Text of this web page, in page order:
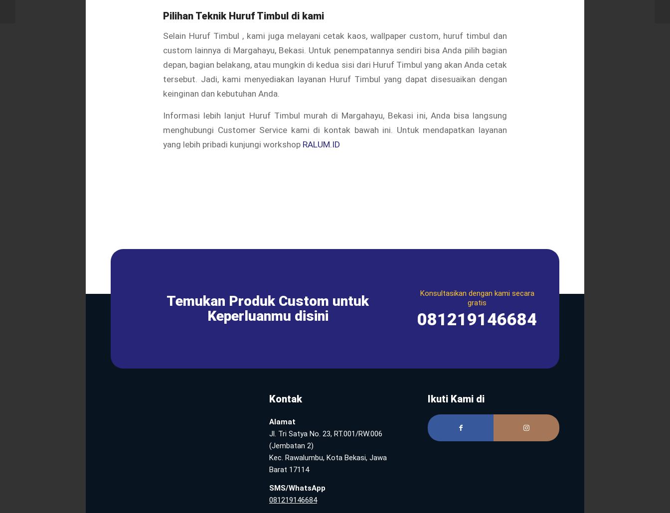
Pilihan Teknik Huruf Timbul di kami
Selain Huruf Timbul , kami juga melayani cetak kaos, wallpaper custom, huruf timbul dan
custom lainnya di Margahayu, Bekasi. Untuk penempatannya sendiri bisa Anda pilih bagian
depan, bagian belakang, atau mungkin di kedua sisi dari Huruf Timbul yang akan Anda cetak
tersebut. Jadi, kami menyediakan layanan Huruf Timbul yang dapat disesuaikan dengan
keinginan dan kebutuhan Anda.
Informasi lebih lanjut Huruf Timbul murah di Margahayu, Bekasi ini, Anda bisa langsung
menghubungi Customer Service kami di kontak bawah ini. Untuk mendapatkan layanan
yang lebih pribadi kunjungi workshop RALUM.ID
Temukan Produk Custom untuk
Keperluanmu disini
Konsultasikan dengan kami secara
gratis
081219146684
Kontak
Alamat
Jl. Tri Satya No. 23, RT.001/RW.006
(Jembatan 2)
Kec. Rawalumbu, Kota Bekasi, Jawa
Barat 17114
SMS/WhatsApp
081219146684
Ikuti Kami di